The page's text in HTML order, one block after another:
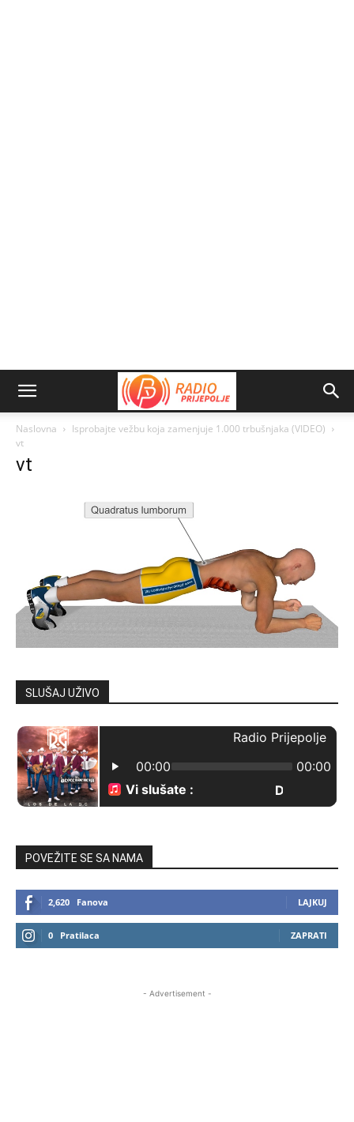
Naslovna
Isprobajte vežbu koja zamenjuje 1.000 trbušnjaka (VIDEO)
vt
vt
SLUŠAJ UŽIVO
POVEŽITE SE SA NAMA
2,620 Fanova LAJKUJ
0 Pratilaca ZAPRATI
- Advertisement -